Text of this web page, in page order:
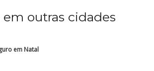
em outras cidades
em Natal